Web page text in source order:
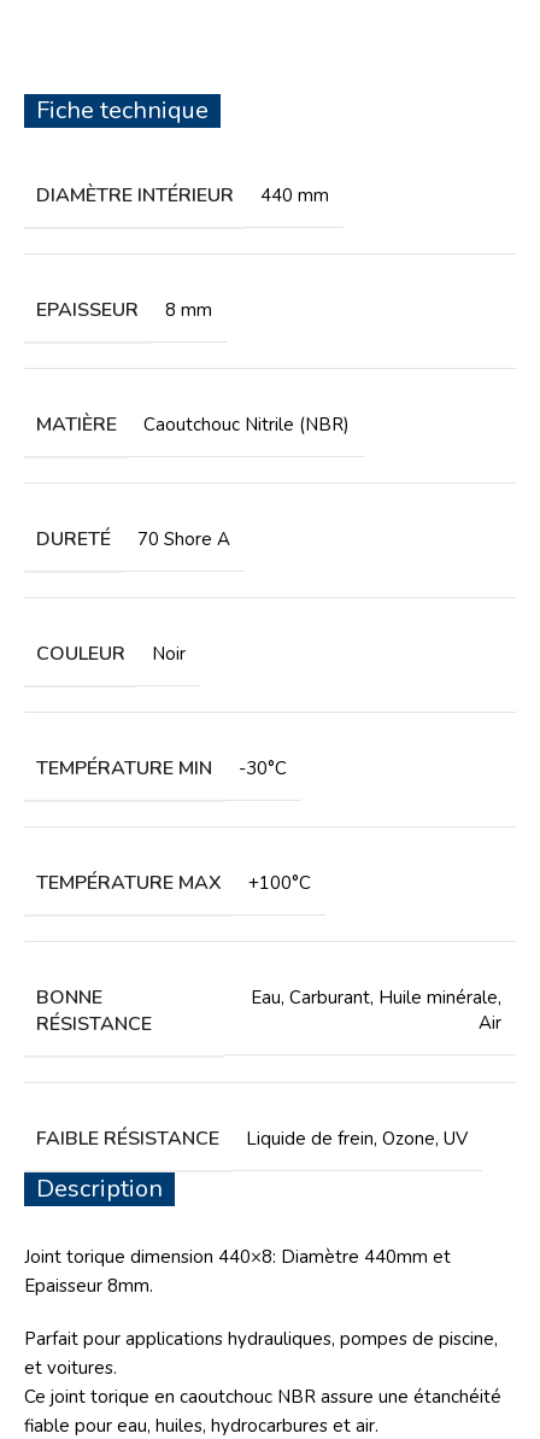
Fiche technique
DIAMÈTRE INTÉRIEUR 440 mm
EPAISSEUR 8 mm
MATIÈRE Caoutchouc Nitrile (NBR)
DURETÉ 70 Shore A
COULEUR Noir
TEMPÉRATURE MIN -30°C
TEMPÉRATURE MAX +100°C
BONNE
RÉSISTANCE
Eau, Carburant, Huile minérale,
Air
FAIBLE RÉSISTANCE Liquide de frein, Ozone, UV
Description
Joint torique dimension 440×8: Diamètre 440mm et
Epaisseur 8mm.
Parfait pour applications hydrauliques, pompes de piscine,
et voitures.
Ce joint torique en caoutchouc NBR assure une étanchéité
fiable pour eau, huiles, hydrocarbures et air.